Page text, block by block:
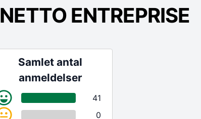
NETTO ENTREPRISE
Samlet antal
anmeldelser
41
0